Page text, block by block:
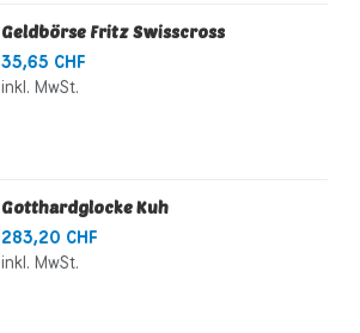
Geldbörse Fritz Swisscross
35,65 CHF
inkl. MwSt.
Gotthardglocke Kuh
283,20 CHF
inkl. MwSt.